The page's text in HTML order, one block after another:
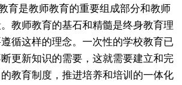
是教师教育的重要组成部分和教师
教师教育的基石和精髓是终身教育理
循这样的理念。一次性的学校教育已
更新知识的需要，这就需要建立和完
教育制度，推进培养和培训的一体化